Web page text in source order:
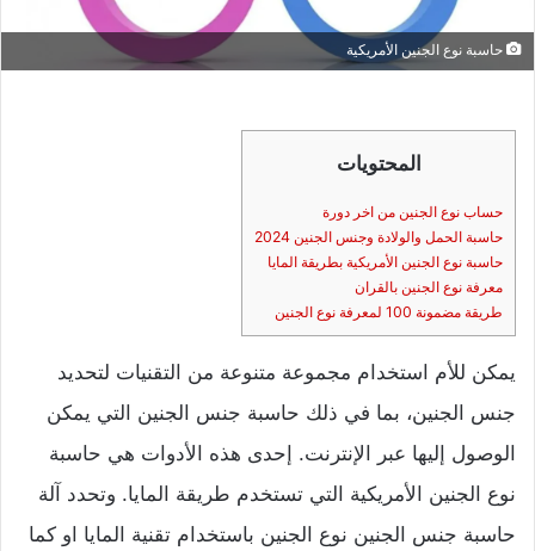
حاسبة نوع الجنين الأمريكية
المحتويات
حساب نوع الجنين من اخر دورة
حاسبة الحمل والولادة وجنس الجنين 2024
حاسبة نوع الجنين الأمريكية بطريقة المايا
معرفة نوع الجنين بالقران
طريقة مضمونة 100 لمعرفة نوع الجنين
يمكن للأم استخدام مجموعة متنوعة من التقنيات لتحديد
جنس الجنين، بما في ذلك حاسبة جنس الجنين التي يمكن
الوصول إليها عبر الإنترنت. إحدى هذه الأدوات هي حاسبة
نوع الجنين الأمريكية التي تستخدم طريقة المايا. وتحدد آلة
حاسبة جنس الجنين نوع الجنين باستخدام تقنية المايا او كما